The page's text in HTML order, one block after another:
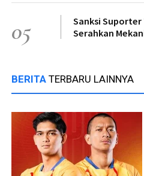
05
Sanksi Suporter
Serahkan
BERITA TERBARU LAINNYA